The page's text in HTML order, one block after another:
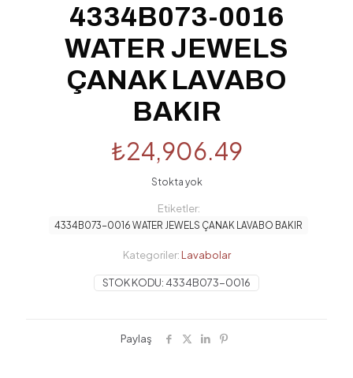
4334B073-0016
WATER JEWELS
ÇANAK LAVABO
BAKIR
₺24,906.49
Stokta yok
STOK KODU: 4334B073-0016
Kategoriler: Lavabolar
Etiketler:
4334B073-0016 WATER JEWELS ÇANAK LAVABO BAKIR
Paylaş